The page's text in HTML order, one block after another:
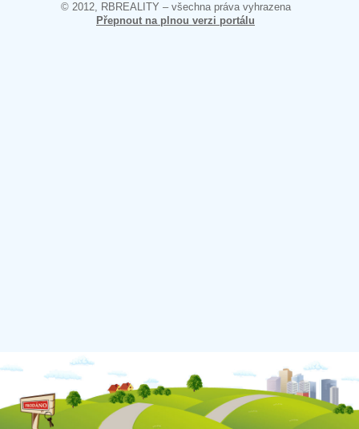
© 2012, RBREALITY – všechna práva vyhrazena
Přepnout na plnou verzi portálu